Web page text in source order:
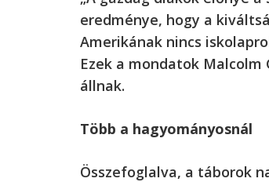
eredménye, hogy a
Amerikának nincs
Ezek a mondatok
állnak.
Több a hagyományosnál
Összefoglalva, a táborok